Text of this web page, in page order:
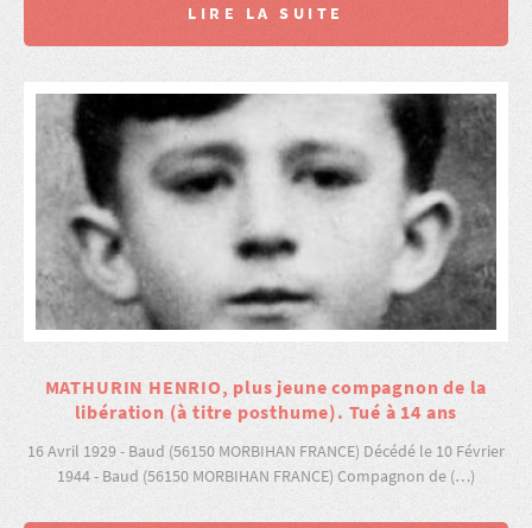
LIRE LA SUITE
MATHURIN HENRIO, plus jeune compagnon de la
libération (à titre posthume). Tué à 14 ans
16 Avril 1929 - Baud (56150 MORBIHAN FRANCE) Décédé le 10 Février
1944 - Baud (56150 MORBIHAN FRANCE) Compagnon de (…)